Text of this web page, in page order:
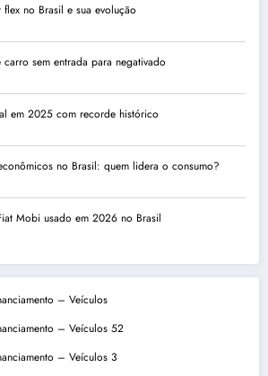
no Brasil e sua evolução
carro sem entrada para negativado
em 2025 com recorde histórico
no Brasil: quem lidera o consumo?
Mobi usado em 2026 no Brasil
– Veículos
– Veículos 52
– Veículos 3